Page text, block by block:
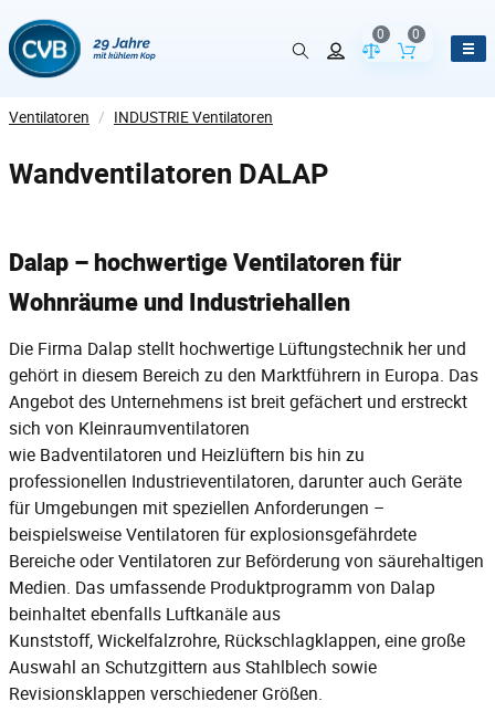
Vergleich der
0
Inhalt des
0
Ventilatoren / INDUSTRIE Ventilatoren
Wandventilatoren DALAP
Dalap – hochwertige Ventilatoren für
Wohnräume und Industriehallen
Die Firma Dalap stellt hochwertige Lüftungstechnik her und
gehört in diesem Bereich zu den Marktführern in Europa. Das
Angebot des Unternehmens ist breit gefächert und erstreckt
sich von Kleinraumventilatoren
wie Badventilatoren und Heizlüftern bis hin zu
professionellen Industrieventilatoren, darunter auch Geräte
für Umgebungen mit speziellen Anforderungen –
beispielsweise Ventilatoren für explosionsgefährdete
Bereiche oder Ventilatoren zur Beförderung von säurehaltigen
Medien. Das umfassende Produktprogramm von Dalap
beinhaltet ebenfalls Luftkanäle aus
Kunststoff,Wickelfalzrohre, Rückschlagklappen, eine große
Auswahl an Schutzgittern aus Stahlblech sowie
Revisionsklappen verschiedener Größen.